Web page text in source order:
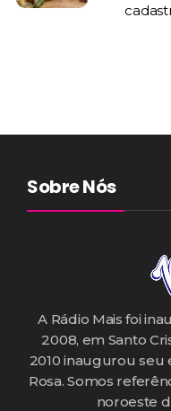
Sobre Nós
A Rádio Mais foi
2008, em Santo
2010 inaugurou seu
Rosa. Somos
noroeste